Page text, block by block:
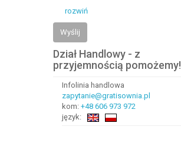
rozwiń
Wyślij
Dział Handlowy - z
przyjemnością pomożemy!
Infolinia handlowa
zapytanie@gratisownia.pl
kom: +48 606 973 972
język: